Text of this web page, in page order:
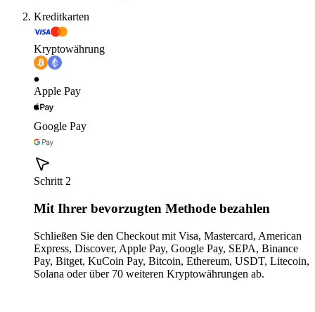
Kreditkarten
Kryptowährung
Apple Pay
Google Pay
Schritt 2
Mit Ihrer bevorzugten Methode bezahlen
Schließen Sie den Checkout mit Visa, Mastercard, American
Express, Discover, Apple Pay, Google Pay, SEPA, Binance
Pay, Bitget, KuCoin Pay, Bitcoin, Ethereum, USDT, Litecoin,
Solana oder über 70 weiteren Kryptowährungen ab.